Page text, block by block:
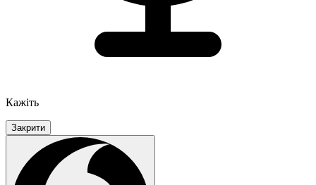
Кажіть
Закрити